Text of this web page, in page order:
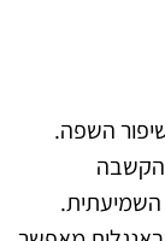
השפה.
הקשבה
השמיעתית.